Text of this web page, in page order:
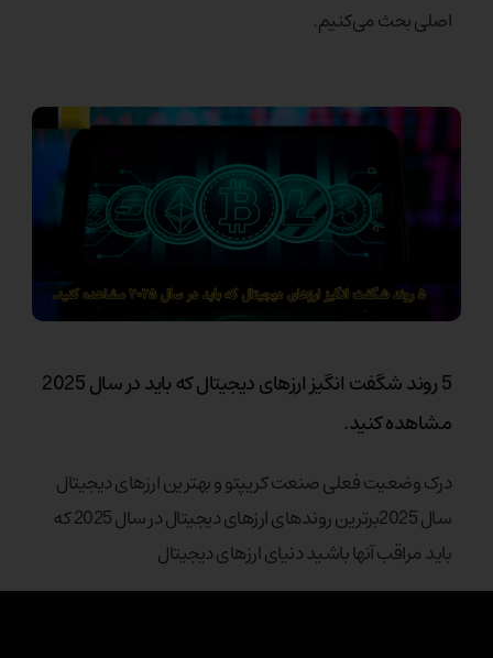
اصلی بحث می‌کنیم.
5 روند شگفت انگیز ارزهای دیجیتال که باید در سال 2025
مشاهده کنید.
درک وضعیت فعلی صنعت کریپتو و بهترین ارزهای دیجیتال
سال 2025برترین روندهای ارزهای دیجیتال در سال 2025 که
باید مراقب آنها باشید دنیای ارزهای دیجیتال